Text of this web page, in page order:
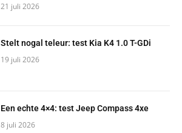
21 juli 2026
Stelt nogal teleur: test Kia K4 1.0 T-GDi
19 juli 2026
Een echte 4×4: test Jeep Compass 4xe
8 juli 2026